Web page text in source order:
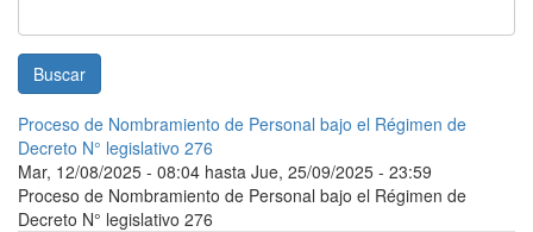
Buscar
Proceso de Nombramiento de Personal bajo el Régimen de
Decreto N° legislativo 276
Mar, 12/08/2025 - 08:04 hasta Jue, 25/09/2025 - 23:59
Proceso de Nombramiento de Personal bajo el Régimen de
Decreto N° legislativo 276